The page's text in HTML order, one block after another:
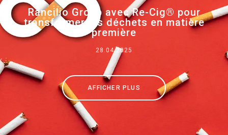
Rancilio Group avec Re-Cig® pour
transformer les déchets en matière
première
28.04.2025
AFFICHER PLUS
Our brands
Group
News
Histoire